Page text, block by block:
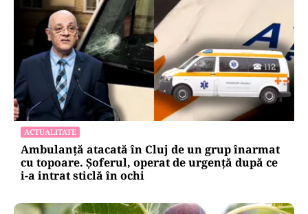
ACTUALITATE
Ambulanță atacată în Cluj de un grup înarmat
cu topoare. Șoferul, operat de urgență după ce
i-a intrat sticlă în ochi